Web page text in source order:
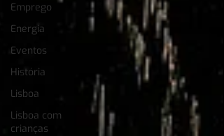
Emprego
Energia
Eventos
História
Lisboa
Lisboa com
crianças